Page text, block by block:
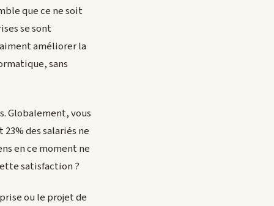
que ce ne soit
se sont
améliorer la
sans
Globalement, vous
des salariés ne
en ce moment ne
satisfaction ?
ou le projet de